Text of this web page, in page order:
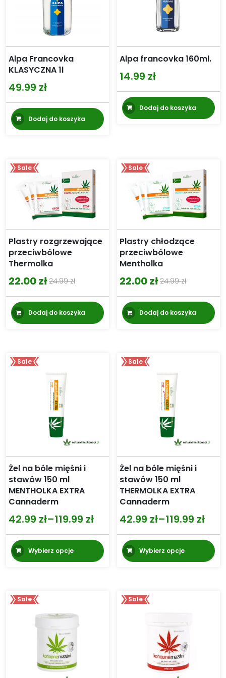
Alpa Francovka
KLASYCZNA 1l
49.99 zł
Dodaj do koszyka
Alpa francovka 160ml.
14.99 zł
Dodaj do koszyka
Sale
Plastry rozgrzewające
przeciwbólowe
Thermolka
24.99zł
Pierwotna
cena
wynosiła:
22.00zł
Aktualna
cena
wynosi:Dodaj do koszyka
Sale
Plastry chłodzące
przeciwbólowe
Mentholka
24.99zł
Pierwotna
cena
wynosiła:
22.00zł
Aktualna
cena
wynosi:Dodaj do koszyka
Sale
Żel na bóle mięśni i
stawów 150 ml
MENTHOLKA EXTRA
Cannaderm
42.99 zł–119.99 zł
Zakres
cen:
od
119.99 zł
Wybierz opcje
Ten
produkt
wariantów.
Opcje
Sale
Żel na bóle mięśni i
stawów 150 ml
THERMOLKA EXTRA
Cannaderm
42.99 zł–119.99 zł
Zakres
cen:
od
119.99 zł
Wybierz opcje
Sale Sale